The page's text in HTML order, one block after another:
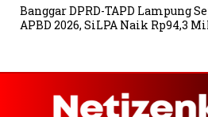
Banggar DPRD-TAPD Lampung
APBD 2026, SiLPA Naik Rp94,3